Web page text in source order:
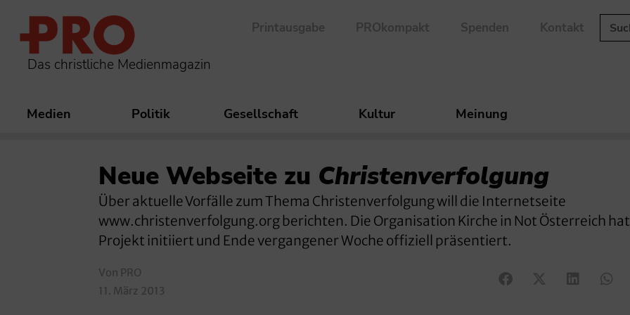
Das christliche Medienmagazin
Printausgabe PROkompakt Spenden Kontakt
Medien Politik Gesellschaft Kultur Meinung
Neue Webseite zu Christenverfolgung
Über aktuelle Vorfälle zum Thema Christenverfolgung will die Internetseite
www.christenverfolgung.org berichten. Die Organisation Kirche in Not Österreich
Projekt initiiert und Ende vergangener Woche offiziell präsentiert.
Von PRO
11. März 2013